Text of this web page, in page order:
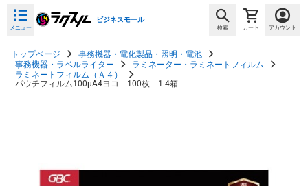
メニュー
ビジネスモール
検索 カート アカウント
トップページ
事務機器・電化製品・照明・電池
事務機器・ラベルライター
ラミネーター・ラミネートフィルム
ラミネートフィルム（Ａ４）
パウチフィルム100μA4ヨコ 100枚 1-4箱